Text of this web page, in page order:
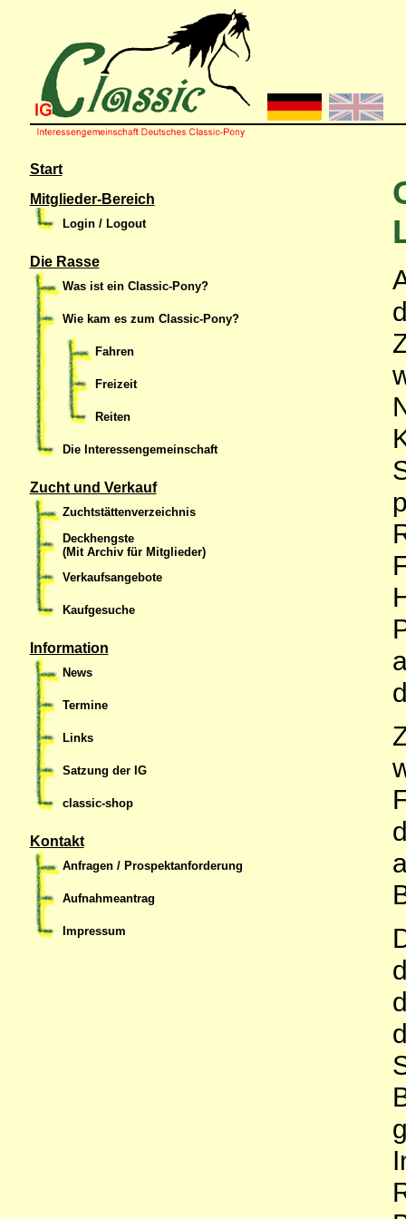
Start
Mitglieder-Bereich
Login / Logout
Die Rasse
Was ist ein Classic-Pony?
Wie kam es zum Classic-Pony?
Fahren
Freizeit
Reiten
Die Interessengemeinschaft
Zucht und Verkauf
Zuchtstättenverzeichnis
Deckhengste
(Mit Archiv für Mitglieder)
Verkaufsangebote
Kaufgesuche
Information
News
Termine
Links
Satzung der IG
classic-shop
Kontakt
Anfragen / Prospektanforderung
Aufnahmeantrag
Impressum